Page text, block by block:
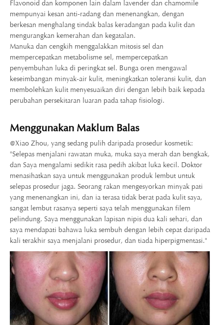
Flavonoid dan komponen lain dalam lavender dan chamomile
mempunyai kesan anti-radang dan menenangkan, dengan
berkesan menghalang tindak balas keradangan pada kulit dan
mengurangkan kemerahan dan kegatalan.
Manuka dan cengkih menggalakkan mitosis sel dan
mempercepatkan metabolisme sel, mempercepatkan
penyembuhan luka di peringkat sel. Bunga oren mengawal
keseimbangan minyak-air kulit, meningkatkan toleransi kulit, dan
membolehkan kulit menyesuaikan diri dengan lebih baik kepada
perubahan persekitaran luaran pada tahap fisiologi.
Menggunakan Maklum Balas
@Xiao Zhou, yang sedang pulih daripada prosedur kosmetik:
"Selepas menjalani rawatan muka, muka saya merah dan bengkak,
dan Saya mengalami sedikit rasa pedih akibat luka kecil. Doktor
menasihatkan saya untuk menggunakan produk lembut untuk
selepas prosedur jaga. Seorang rakan mengesyorkan minyak pati
yang menenangkan ini, dan ia terasa tidak berat pada kulit saya,
sangat lembut rasanya seperti saya telah menggunakan filem
pelindung. Saya menggunakan lapisan nipis dua kali sehari, dan
saya mendapati bahawa luka sembuh dengan lebih cepat daripada
kali terakhir saya menjalani prosedur, dan tiada hiperpigmentasi."